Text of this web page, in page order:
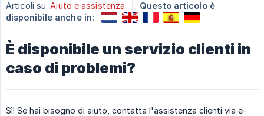
Articoli su: Aiuto e assistenza
Questo articolo è
disponibile anche in:
È disponibile un servizio clienti in
caso di problemi?
Sì! Se hai bisogno di aiuto, contatta l'assistenza clienti via e-